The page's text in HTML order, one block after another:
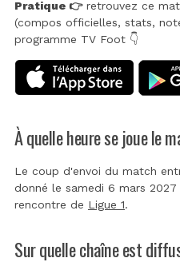
Pratique 👉retrouvez ce
(compos officielles, stats,
programme TV Foot 👇
À quelle heure se joue le
Le coup d'envoi du match
donné le samedi 6 mars
rencontre de Ligue 1.
Sur quelle chaîne est